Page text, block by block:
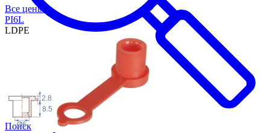
Поиск
Все цены
PI6L
LDPE
Ø6
2.8
8.5